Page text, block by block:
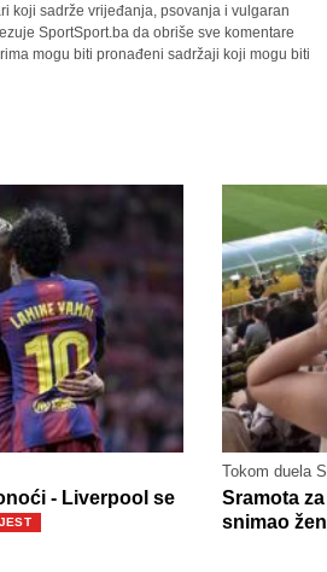
koji sadrže vrijeđanja, psovanja i vulgaran
SportSport.ba da obriše sve komentare
mogu biti pronađeni sadržaji koji mogu biti
- Liverpool se
Tokom duela
Sramota
snimao